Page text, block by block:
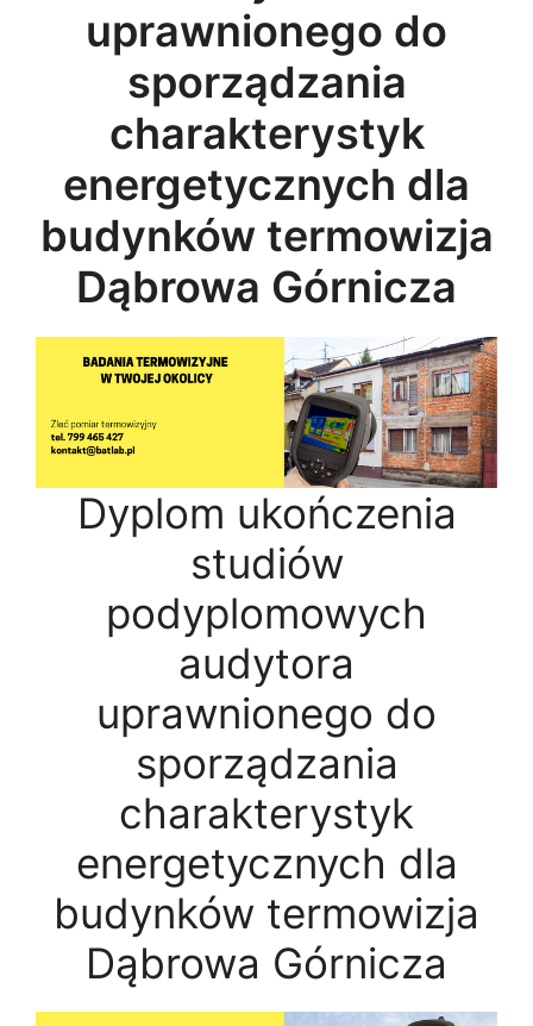
uprawnionego do
sporządzania
charakterystyk
energetycznych dla
budynków termowizja
Dąbrowa Górnicza
Dyplom ukończenia
studiów
podyplomowych
audytora
uprawnionego do
sporządzania
charakterystyk
energetycznych dla
budynków termowizja
Dąbrowa Górnicza